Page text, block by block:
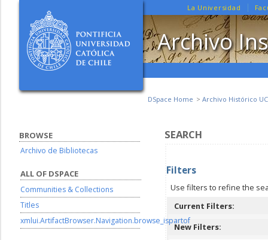
La Universidad
Archivo
DSpace Home Archivo Histórico UC
SEARCH
Filters
Use filters to refine the
Current Filters:
New Filters:
BROWSE
Archivo de Bibliotecas
ALL OF DSPACE
Communities & Collections
Titles
xmlui.ArtifactBrowser.Navigation.browse_ispartof